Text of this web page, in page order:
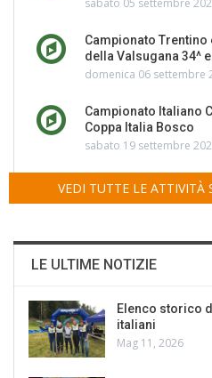
sabato 05 settembre
Campionato Trentino
della Valsugana 34^
domenica 06 settembre
Campionato Italiano
Coppa Italia Bosco
sabato 19 settembre
VEDI TUTTE LE ATTIVITÀ
LE ULTIME NOTIZIE
Elenco storico
italiani
Mag 11, 2026